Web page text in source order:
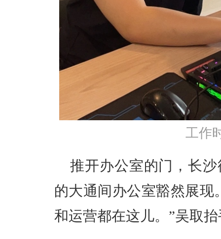
工作
推开办公室的门，长
的大通间办公室豁然展现
和运营都在这儿。”吴取